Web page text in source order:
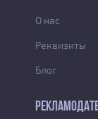
О нас
Реквизиты
Блог